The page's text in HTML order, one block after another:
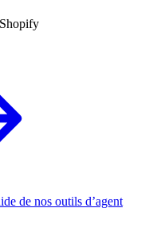
de nos outils d’agent